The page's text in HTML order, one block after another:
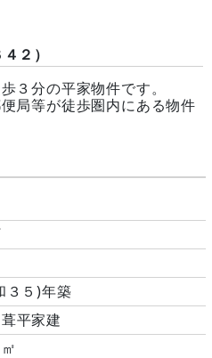
４２）
３分の平家物件です。
局等が徒歩圏内にある物件
(昭和３５)年築
平家建